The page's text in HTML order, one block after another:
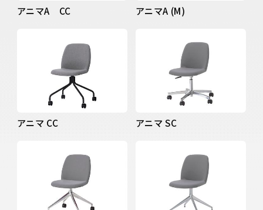
アニマA CC アニマA (M)
アニマ CC アニマ SC